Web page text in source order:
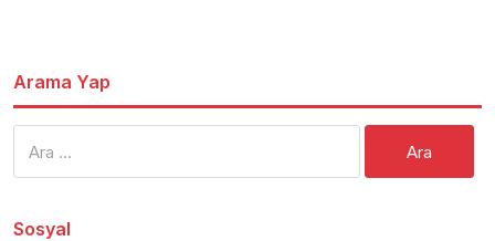
Arama Yap
Sosyal